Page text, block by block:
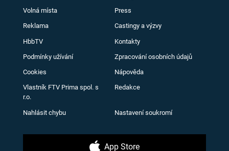
Volná místa Press
Reklama Castingy a výzvy
HbbTV Kontakty
Podmínky užívání Zpracování osobních údajů
Cookies Nápověda
Vlastník FTV Prima spol. s
r.o.
Redakce
Nahlásit chybu Nastavení soukromí
App Store